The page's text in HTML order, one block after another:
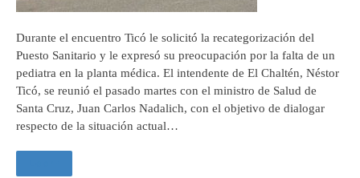
Durante el encuentro Ticó le solicitó la recategorización del
Puesto Sanitario y le expresó su preocupación por la falta de un
pediatra en la planta médica. El intendente de El Chaltén, Néstor
Ticó, se reunió el pasado martes con el ministro de Salud de
Santa Cruz, Juan Carlos Nadalich, con el objetivo de dialogar
respecto de la situación actual…